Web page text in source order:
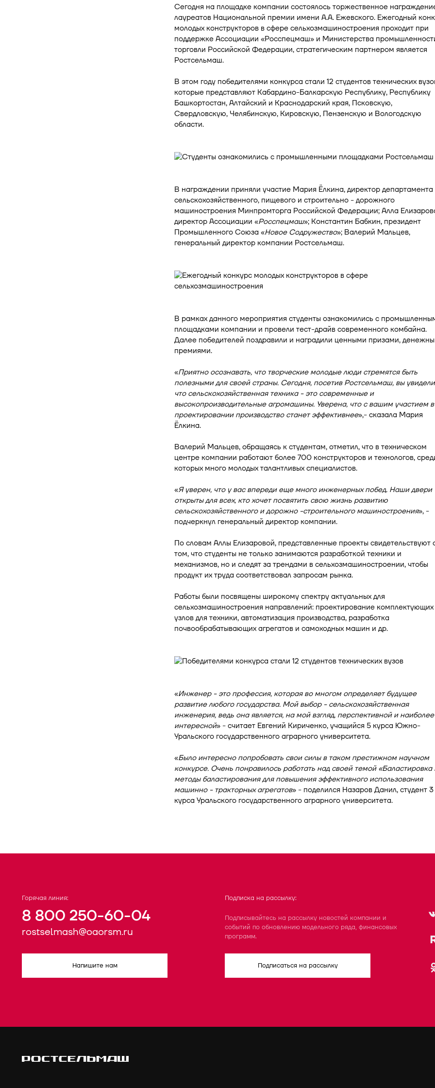
Сегодня на площадке компании состоялось торжественное
лауреатов Национальной премии имени А.А. Ежевского. Ежегодный
молодых конструкторов в сфере сельхозмашиностроения проходит при
поддержке Ассоциации «Росспецмаш» и Министерства
торговли Российской Федерации, стратегическим партнером является
Ростсельмаш.
В этом году победителями конкурса стали 12 студентов технических
которые представляют Кабардино-Балкарскую Республику, Республику
Башкортостан, Алтайский и Краснодарский края, Псковскую,
Свердловскую, Челябинскую, Кировскую, Пензенскую и Вологодскую
области.
В награждении приняли участие Мария Ёлкина, директор департамента
сельскохозяйственного, пищевого и строительно - дорожного
машиностроения Минпромторга Российской Федерации; Алла
директор Ассоциации «Росспецмаш»; Константин Бабкин, президент
Промышленного Союза «Новое Содружество»; Валерий Мальцев,
генеральный директор компании Ростсельмаш.
В рамках данного мероприятия студенты ознакомились с
площадками компании и провели тест-драйв современного комбайна.
Далее победителей поздравили и наградили ценными призами,
премиями.
«Приятно осознавать, что творческие молодые люди стремятся быть
полезными для своей страны. Сегодня, посетив Ростсельмаш, вы
что сельскохозяйственная техника - это современные и
высокопроизводительные агромашины. Уверена, что с вашим участием в
проектировании производство станет эффективнее»,- сказала Мария
Ёлкина.
Валерий Мальцев, обращаясь к студентам, отметил, что в техническом
центре компании работают более 700 конструкторов и технологов,
которых много молодых талантливых специалистов.
«Я уверен, что у вас впереди еще много инженерных побед. Наши двери
открыты для всех, кто хочет посвятить свою жизнь развитию
сельскохозяйственного и дорожно -строительного машиностроения», -
подчеркнул генеральный директор компании.
По словам Аллы Елизаровой, представленные проекты свидетельствуют
том, что студенты не только занимаются разработкой техники и
механизмов, но и следят за трендами в сельхозмашиностроении, чтобы
продукт их труда соответствовал запросам рынка.
Работы были посвящены широкому спектру актуальных для
сельхозмашиностроения направлений: проектирование комплектующих
узлов для техники, автоматизация производства, разработка
почвообрабатывающих агрегатов и самоходных машин и др.
«Инженер - это профессия, которая во многом определяет будущее
развитие любого государства. Мой выбор - сельскохозяйственная
инженерия, ведь она является, на мой взгляд, перспективной и наиболее
интересной» - считает Евгений Кириченко, учащийся 5 курса Южно-
Уральского государственного аграрного университета.
«Было интересно попробовать свои силы в таком престижном научном
конкурсе. Очень понравилось работать над своей темой «Баластировка
методы баластирования для повышения эффективного использования
машинно - тракторных агрегатов» - поделился Назаров Данил, студент 3
курса Уральского государственного аграрного университета.
Горячая линия:
8 800 250-60-04
rostselmash@oaorsm.ru
Напишите нам
Подписка на рассылку:
Подписывайтесь на рассылку новостей компании и
событий по обновлению модельного ряда, финансовых
программ.
Подписаться на рассылку